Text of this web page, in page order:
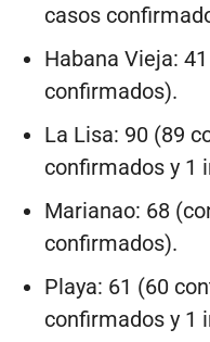
casos
Habana Vieja:
confirmados).
La Lisa: 90 (89
confirmados y 1
Marianao: 68
confirmados).
Playa: 61 (60
confirmados y 1